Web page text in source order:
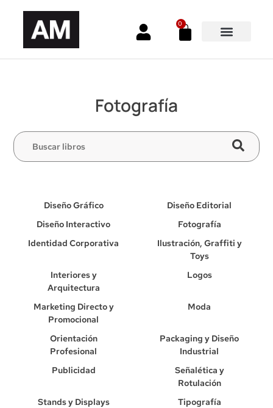
0
Fotografía
Diseño Gráfico
Diseño Editorial
Diseño Interactivo
Fotografía
Identidad Corporativa
Ilustración, Graffiti y
Toys
Interiores y
Arquitectura
Logos
Marketing Directo y
Promocional
Moda
Orientación
Profesional
Packaging y Diseño
Industrial
Publicidad
Señalética y
Rotulación
Stands y Displays
Tipografía